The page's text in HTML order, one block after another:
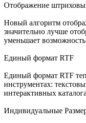
Отображение
Новый алгоритм
значительно лучше
уменьшает
Единый формат RTF
Единый формат RTF
инструментах:
интерактивных
Индивидуальные